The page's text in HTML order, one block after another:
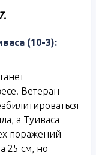
(10-3):
Ветеран
а Туиваса
поражений
25 см, но